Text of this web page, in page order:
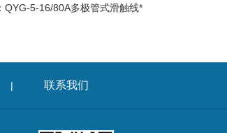
QYG-5-16/80A多极管式滑触线*
| 联系我们